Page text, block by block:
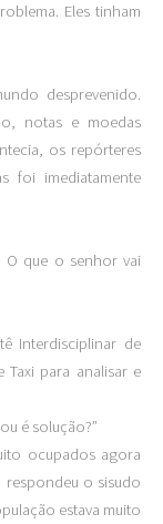
Eles tinham
desprevenido.
notas e moedas
os repórteres
foi imediatamente
O que o senhor vai
Interdisciplinar de
Taxi para analisar e
é solução?”
ocupados agora
respondeu o sisudo
estava muito